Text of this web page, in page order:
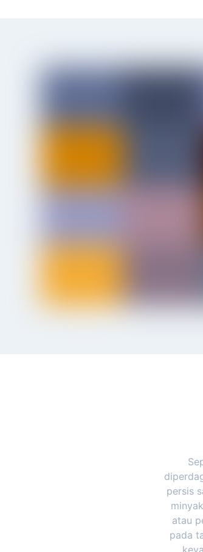
persis
atau
pada